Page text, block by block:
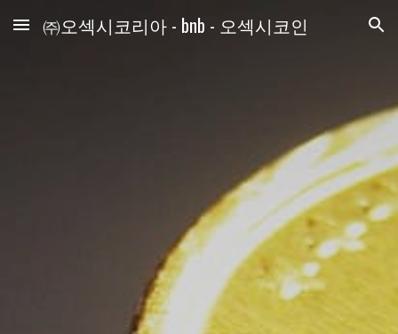
Skip to main content Skip to navigation
㈜오섹시코리아 - bnb - 오섹시코인